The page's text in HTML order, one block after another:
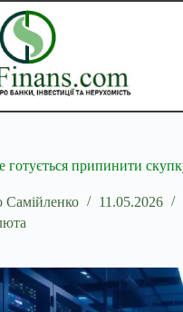
готується припинити
Самійленко
11.05.2026